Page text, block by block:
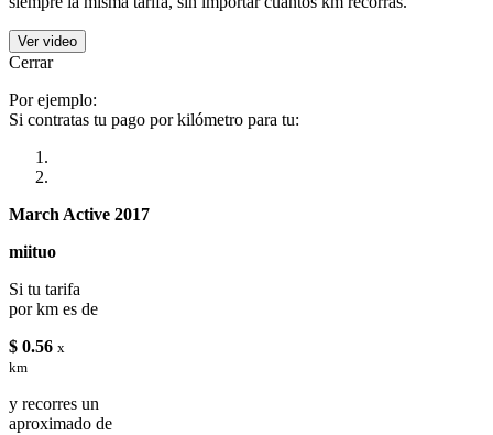
Ver video
Cerrar
Por ejemplo:
Si contratas tu pago por kilómetro para tu:
March Active 2017
miituo
Si tu tarifa
por km es de
$ 0.56 x
km
y recorres un
aproximado de